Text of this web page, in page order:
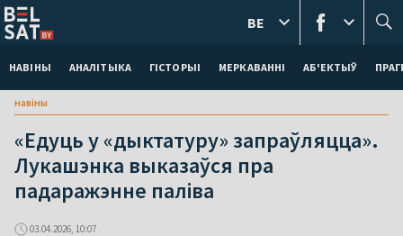
НАВІНЫ АНАЛІТЫКА ГІСТОРЫІ МЕРКАВАННI АБ'ЕКТЫЎ
BE
навіны
«Едуць у «дыктатуру» запраўляцца».
Лукашэнка выказаўся пра
падаражэнне паліва
03.04.2026, 10:07